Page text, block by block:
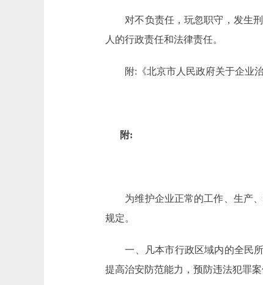
对不负责任，玩忽职守，发生刑
人的行政责任和法律责任。
附:《北京市人民政府关于企业治
附:
为维护企业正常的工作、生产、
规定。
一、凡本市行政区域内的全民所
提高治安防范能力，预防违法犯罪案